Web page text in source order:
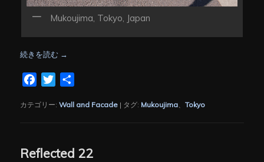
Mukoujima, Tokyo, Japan
続きを読む →
FacebookTwitter
カテゴリー: Wall and Facade | タグ: Mukoujima、Tokyo
Reflected 22